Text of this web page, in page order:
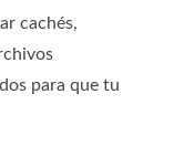
cachés,
para que tu